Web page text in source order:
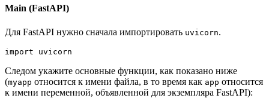
Main (FastAPI)
Для FastAPI нужно сначала импортировать uvicorn.
import uvicorn
Следом укажите основные функции, как показано ниже
(myapp относится к имени файла, в то время как app относится
к имени переменной, объявленной для экземпляра FastAPI):